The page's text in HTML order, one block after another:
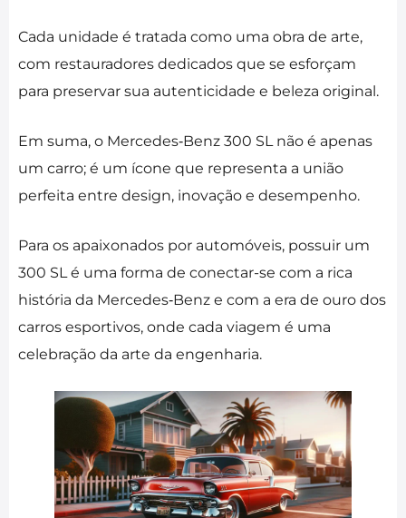
Cada unidade é tratada como uma obra de arte,
com restauradores dedicados que se esforçam
para preservar sua autenticidade e beleza original.
Em suma, o Mercedes‑Benz 300 SL não é apenas
um carro; é um ícone que representa a união
perfeita entre design, inovação e desempenho.
Para os apaixonados por automóveis, possuir um
300 SL é uma forma de conectar-se com a rica
história da Mercedes‑Benz e com a era de ouro dos
carros esportivos, onde cada viagem é uma
celebração da arte da engenharia.